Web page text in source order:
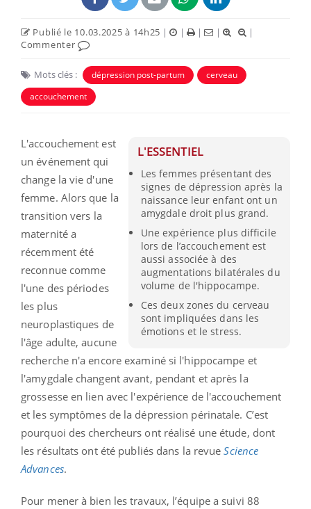
Publié le 10.03.2025 à 14h25 | | | |
|
Commenter
Mots clés : dépression post-partum
cerveau
accouchement
L'ESSENTIEL
Les femmes présentant des
signes de dépression après la
naissance leur enfant ont un
amygdale droit plus grand.
Une expérience plus difficile
lors de l’accouchement est
aussi associée à des
augmentations bilatérales du
volume de l'hippocampe.
Ces deux zones du cerveau
sont impliquées dans les
émotions et le stress.
L'accouchement est
un événement qui
change la vie d'une
femme. Alors que la
transition vers la
maternité a
récemment été
reconnue comme
l'une des périodes
les plus
neuroplastiques de
l'âge adulte, aucune
recherche n'a encore examiné si l'hippocampe et
l'amygdale changent avant, pendant et après la
grossesse en lien avec l'expérience de l'accouchement
et les symptômes de la dépression périnatale. C’est
pourquoi des chercheurs ont réalisé une étude, dont
les résultats ont été publiés dans la revueScience
Advances.
Pour mener à bien les travaux, l’équipe a suivi 88